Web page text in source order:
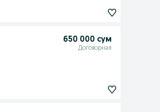
650 000 сум
Договорная